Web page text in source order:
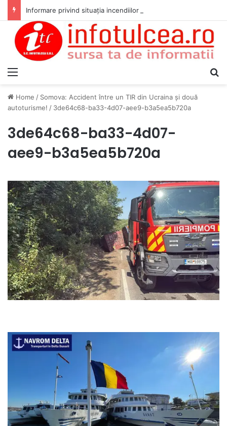
Home / Somova: Accident între un TIR din Ucraina și două
autoturisme! / 3de64c68-ba33-4d07-aee9-b3a5ea5b720a
3de64c68-ba33-4d07-
aee9-b3a5ea5b720a